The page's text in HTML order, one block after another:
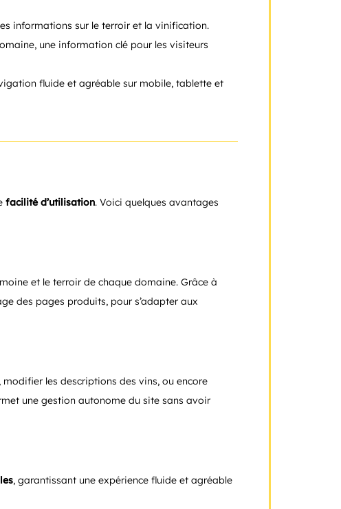
informations sur le terroir et la vinification.
une information clé pour les visiteurs
fluide et agréable sur mobile, tablette et
facilité d’utilisation. Voici quelques avantages
et le terroir de chaque domaine. Grâce à
des pages produits, pour s’adapter aux
les descriptions des vins, ou encore
une gestion autonome du site sans avoir
, garantissant une expérience fluide et agréable